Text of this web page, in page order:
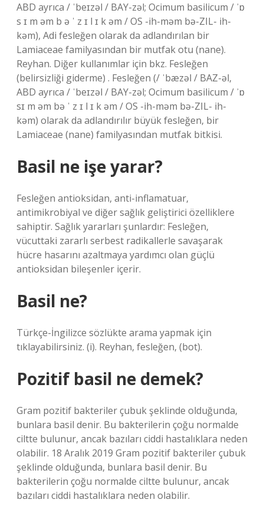
ABD ayrıca / ˈbeɪzəl / BAY-zəl; Ocimum basilicum / ˈɒ
s ɪ m əm b ə ˈ z ɪ l ɪ k əm / OS -ih-məm bə-ZIL- ih-
kəm), Adi fesleğen olarak da adlandırılan bir
Lamiaceae familyasından bir mutfak otu (nane).
Reyhan. Diğer kullanımlar için bkz. Fesleğen
(belirsizliği giderme) . Fesleğen (/ ˈbæzəl / BAZ-əl,
ABD ayrıca / ˈbeɪzəl / BAY-zəl; Ocimum basilicum / ˈɒ
sɪ m əm bə ˈ z ɪ l ɪ k əm / OS -ih-məm bə-ZIL- ih-
kəm) olarak da adlandırılır büyük fesleğen, bir
Lamiaceae (nane) familyasından mutfak bitkisi.
Basil ne işe yarar?
Fesleğen antioksidan, anti-inflamatuar,
antimikrobiyal ve diğer sağlık geliştirici özelliklere
sahiptir. Sağlık yararları şunlardır: Fesleğen,
vücuttaki zararlı serbest radikallerle savaşarak
hücre hasarını azaltmaya yardımcı olan güçlü
antioksidan bileşenler içerir.
Basil ne?
Türkçe-İngilizce sözlükte arama yapmak için
tıklayabilirsiniz. (i). Reyhan, fesleğen, (bot).
Pozitif basil ne demek?
Gram pozitif bakteriler çubuk şeklinde olduğunda,
bunlara basil denir. Bu bakterilerin çoğu normalde
ciltte bulunur, ancak bazıları ciddi hastalıklara neden
olabilir. 18 Aralık 2019 Gram pozitif bakteriler çubuk
şeklinde olduğunda, bunlara basil denir. Bu
bakterilerin çoğu normalde ciltte bulunur, ancak
bazıları ciddi hastalıklara neden olabilir.